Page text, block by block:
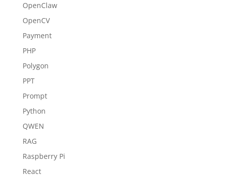
OpenClaw
OpenCV
Payment
PHP
Polygon
PPT
Prompt
Python
QWEN
RAG
Raspberry Pi
React